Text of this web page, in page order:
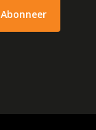
Abonneer